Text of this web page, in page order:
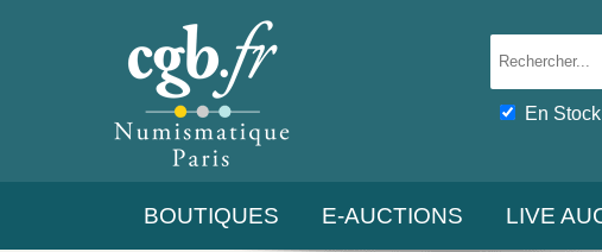
En Stock
BOUTIQUES E-AUCTIONS LIVE